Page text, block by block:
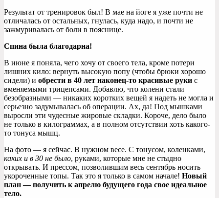
Результат от тренировок был! В мае на йоге я уже почти не
отличалась от остальных, гнулась, куда надо, и почти не
зажмуривалась от боли в пояснице.
Спина была благодарна!
В июне я поняла, чего хочу от своего тела, кроме потери
лишних кило: вернуть высокую попу (чтобы брюки хорошо
сидели) и обрести в 40 лет наконец-то красивые руки с
вменяемыми трицепсами. Добавлю, что колени стали
безобразными — никаких коротких вещей я надеть не могла и
серьезно задумывалась об операции. Ах, да! Под мышками
выросли эти чудесные жировые складки. Короче, дело было
не только в килограммах, а в полном отсутствии хоть какого-
то тонуса мышц.
На фото — я сейчас. В нужном весе. С тонусом, коленками,
каких и в 30 не было, руками, которые мне не стыдно
открывать. И прессом, позволившим весь сентябрь носить
укороченные топы. Так это я только в самом начале! Новый
план — получить к апрелю будущего года свое идеальное
тело.